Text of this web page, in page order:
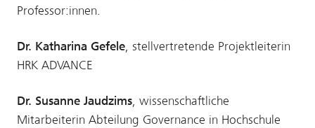
Professor:innen.
Dr. Katharina Gefele, stellvertretende Projektleiterin
HRK ADVANCE
Dr. Susanne Jaudzims, wissenschaftliche
Mitarbeiterin Abteilung Governance in Hochschule